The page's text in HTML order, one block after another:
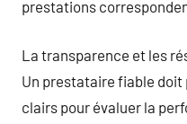
prestations
La transparence et les
Un prestataire fiable
clairs pour évaluer la